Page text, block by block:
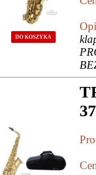
DO KOSZYKA